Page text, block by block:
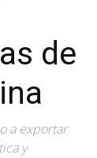
de
a exportar
y